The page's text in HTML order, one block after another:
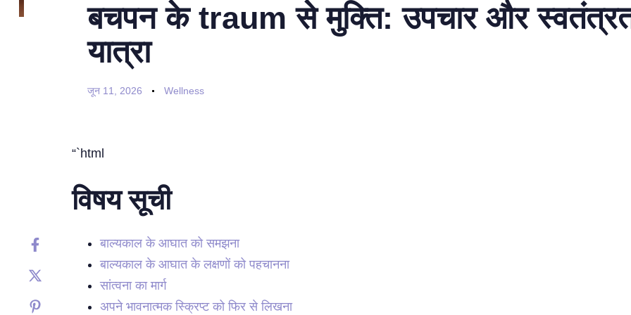
बचपन के traum से मुक्ति: उपचार और
यात्रा
जून 11, 2026 Wellness
“`html
विषय सूची
बाल्यकाल के आघात को समझना
बाल्यकाल के आघात के लक्षणों को पहचानना
सांत्वना का मार्ग
अपने भावनात्मक स्क्रिप्ट को फिर से लिखना